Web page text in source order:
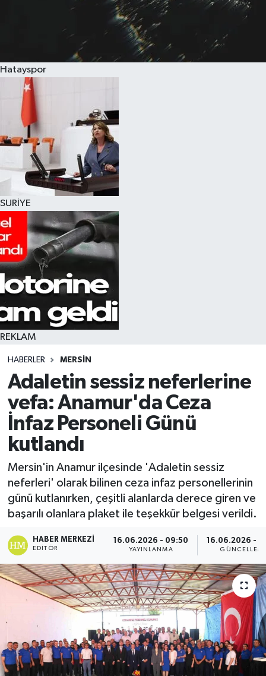
Hatayspor
SURİYE
REKLAM
HABERLER MERSIN
Adaletin sessiz neferlerine
vefa: Anamur'da Ceza
İnfaz Personeli Günü
kutlandı
Mersin'in Anamur ilçesinde 'Adaletin sessiz
neferleri' olarak bilinen ceza infaz personellerinin
günü kutlanırken, çeşitli alanlarda derece giren ve
başarılı olanlara plaket ile teşekkür belgesi verildi.
HABER MERKEZI
EDITÖR
16.06.2026 - 09:50
YAYINLANMA
16.06.2026 -